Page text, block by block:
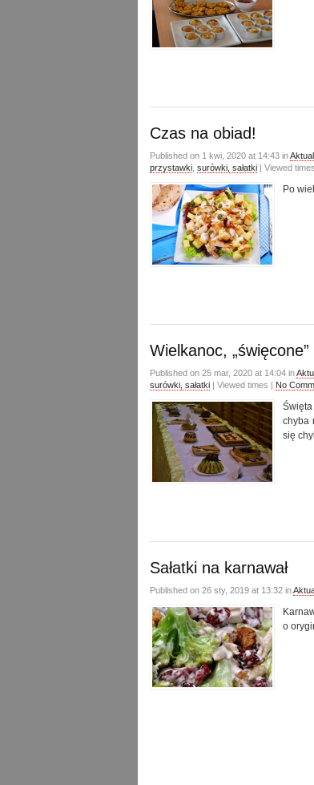
Czas na obiad!
Published on 1 kwi, 2020 at 14:43 in
przystawki surówki, sałatki | Viewed
Po
Wielkanoc,
Published on 25 mar, 2020 at 14:04 in
surówki, sałatki | Viewed times | No
chyba
się
Sałatki na karnawał
Published on 26 sty, 2019 at 13:32 in
o